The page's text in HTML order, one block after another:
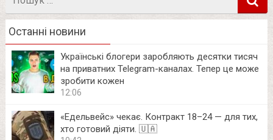
Останні новини
Українські блогери заробляють десятки тисяч
на приватних Telegram-каналах. Тепер це може
зробити кожен
12:06
«Едельвейс» чекає. Контракт 18–24 — для тих,
хто готовий діяти. 🇺🇦